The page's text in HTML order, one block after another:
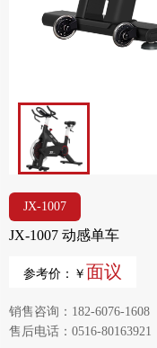
JX-1007
JX-1007 动感单车
参考价：￥ 面议
销售咨询：182-6076-1608
售后电话：0516-80163921